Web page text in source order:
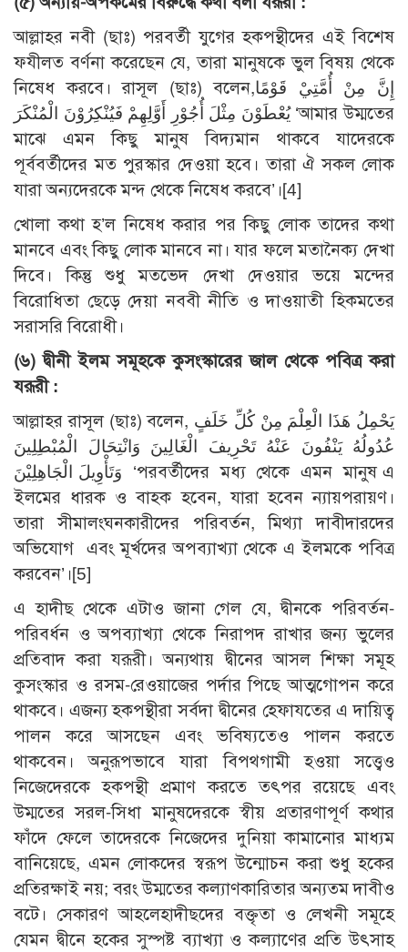
আল্লাহর নবী (ছাঃ) পরবর্তী যুগের হকপন্থীদের এই বিশেষ
ফযীলত বর্ণনা করেছেন যে, তারা মানুষকে ভুল বিষয় থেকে
নিষেধ করবে। রাসূল (ছাঃ) বলেন,إِنَّ مِنْ أُمَّتِيْ قَوْمًا
يُعْطَوْنَ مِثْلَ أُجُوْرِ أَوَّلِهِمْ فَيُنْكِرُوْنَ الْمُنْكَرَ ‘আমার উম্মতের
মাঝে এমন কিছু মানুষ বিদ্যমান থাকবে যাদেরকে
পূর্ববর্তীদের মত পুরস্কার দেওয়া হবে। তারা ঐ সকল লোক
যারা অন্যদেরকে মন্দ থেকে নিষেধ করবে’।[4]
খোলা কথা হ’ল নিষেধ করার পর কিছু লোক তাদের কথা
মানবে এবং কিছু লোক মানবে না। যার ফলে মতানৈক্য দেখা
দিবে। কিন্তু শুধু মতভেদ দেখা দেওয়ার ভয়ে মন্দের
বিরোধিতা ছেড়ে দেয়া নববী নীতি ও দাওয়াতী হিকমতের
সরাসরি বিরোধী।
(৬) দ্বীনী ইলম সমূহকে কুসংস্কারের জাল থেকে পবিত্র করা
যরূরী :
আল্লাহর রাসূল (ছাঃ) বলেন, يَحْمِلُ هَذَا الْعِلْمَ مِنْ كُلِّ خَلَفٍ
عُدُولُهُ يَنْفُونَ عَنْهُ تَحْرِيفَ الْغَالِينَ وَانْتِحَالَ الْمُبْطِلِينَ
وَتَأْوِيلَ الْجَاهِلِيْنَ ‘পরবর্তীদের মধ্য থেকে এমন মানুষ এ
ইলমের ধারক ও বাহক হবেন, যারা হবেন ন্যায়পরায়ণ।
তারা সীমালংঘনকারীদের পরিবর্তন, মিথ্যা দাবীদারদের
অভিযোগ এবং মূর্খদের অপব্যাখ্যা থেকে এ ইলমকে পবিত্র
করবেন’।[5]
এ হাদীছ থেকে এটাও জানা গেল যে, দ্বীনকে পরিবর্তন-
পরিবর্ধন ও অপব্যাখ্যা থেকে নিরাপদ রাখার জন্য ভুলের
প্রতিবাদ করা যরূরী। অন্যথায় দ্বীনের আসল শিক্ষা সমূহ
কুসংস্কার ও রসম-রেওয়াজের পর্দার পিছে আত্মগোপন করে
থাকবে। এজন্য হকপন্থীরা সর্বদা দ্বীনের হেফাযতের এ দায়িত্ব
পালন করে আসছেন এবং ভবিষ্যতেও পালন করতে
থাকবেন। অনুরূপভাবে যারা বিপথগামী হওয়া সত্ত্বেও
নিজেদেরকে হকপন্থী প্রমাণ করতে তৎপর রয়েছে এবং
উম্মতের সরল-সিধা মানুষদেরকে স্বীয় প্রতারণাপূর্ণ কথার
ফাঁদে ফেলে তাদেরকে নিজেদের দুনিয়া কামানোর মাধ্যম
বানিয়েছে, এমন লোকদের স্বরূপ উন্মোচন করা শুধু হকের
প্রতিরক্ষাই নয়; বরং উম্মতের কল্যাণকারিতার অন্যতম দাবীও
বটে। সেকারণ আহলেহাদীছদের বক্তৃতা ও লেখনী সমূহে
যেমন দ্বীনে হকের সুস্পষ্ট ব্যাখ্যা ও কল্যাণের প্রতি উৎসাহ